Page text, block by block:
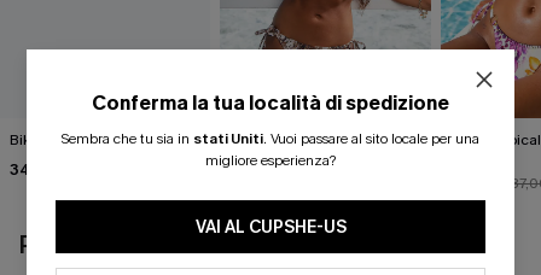
Bikini nero Island Breeze
34,00 €
Completo bikini con stampa
animalier molto
accattivante
Bikini
POTREBBE INTERESSARTI ANCHE
Conferma la tua località di spedizione
Sembra che tu sia in stati Uniti. Vuoi passare al sito locale per una
migliore esperienza?
VAI AL CUPSHE-US